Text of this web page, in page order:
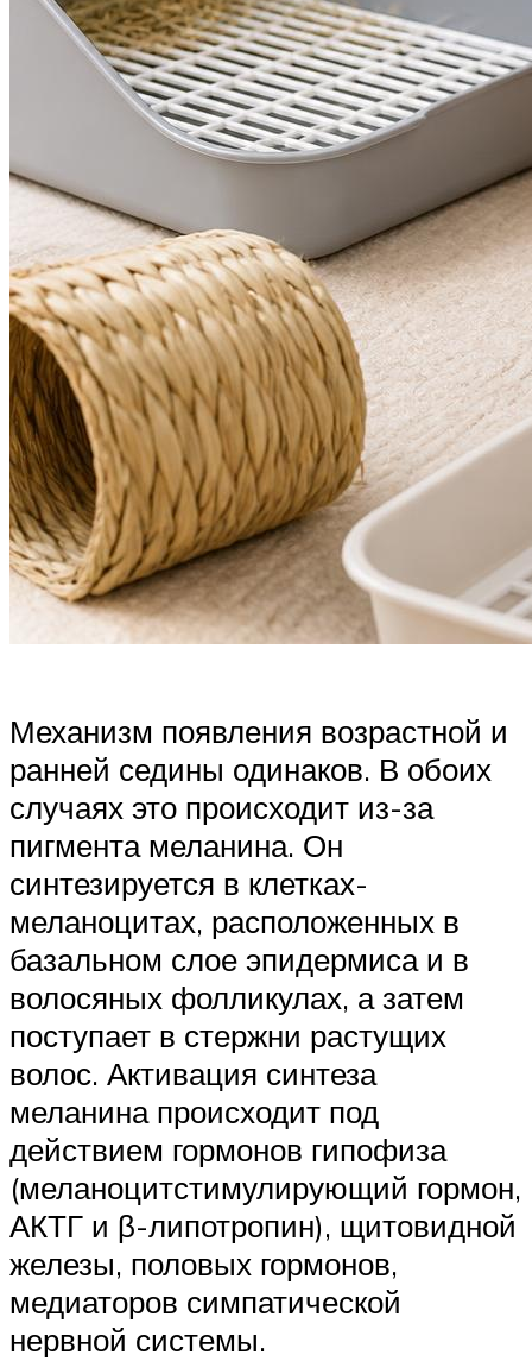
Механизм появления возрастной и
ранней седины одинаков. В обоих
случаях это происходит из-за
пигмента меланина. Он
синтезируется в клетках-
меланоцитах, расположенных в
базальном слое эпидермиса и в
волосяных фолликулах, а затем
поступает в стержни растущих
волос. Активация синтеза
меланина происходит под
действием гормонов гипофиза
(меланоцитстимулирующий гормон,
АКТГ и β-липотропин), щитовидной
железы, половых гормонов,
медиаторов симпатической
нервной системы.